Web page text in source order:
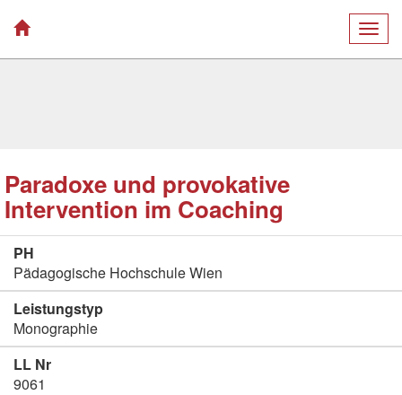
Paradoxe und provokative
Intervention im Coaching
PH
Pädagogische Hochschule Wien
Leistungstyp
Monographie
LL Nr
9061